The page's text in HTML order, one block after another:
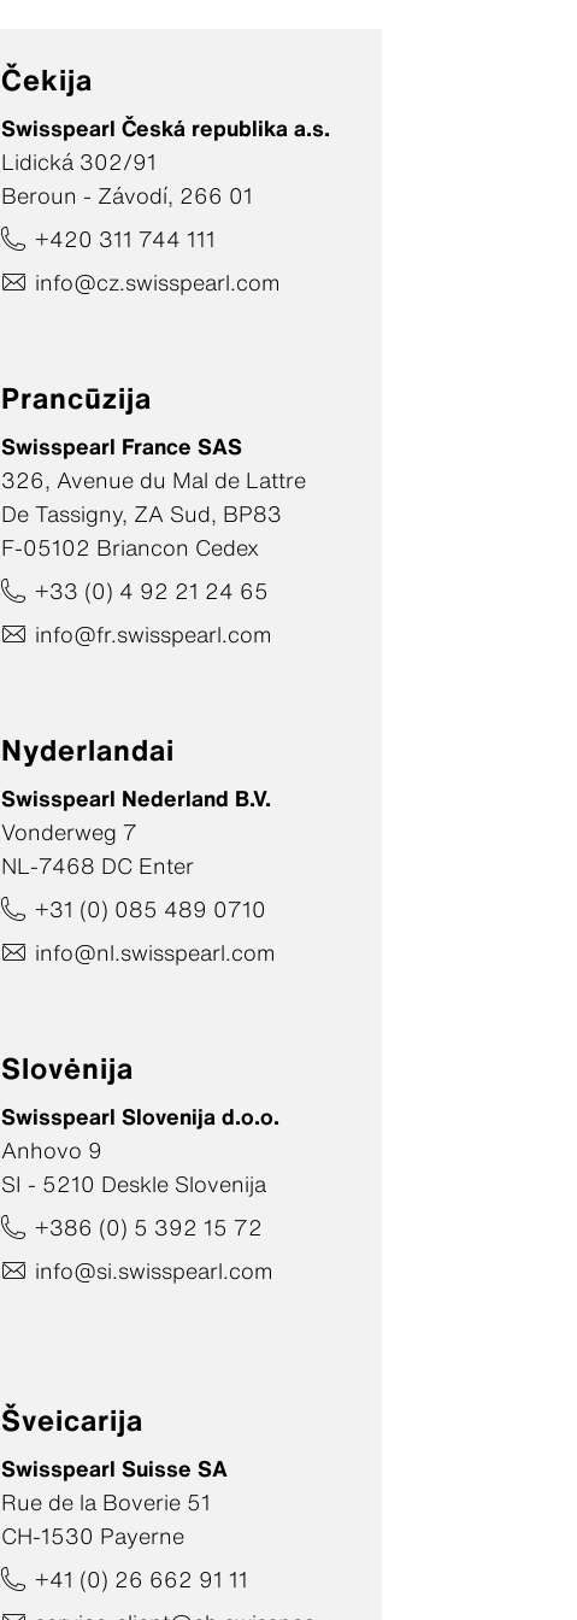
Čekija
Swisspearl Česká republika a.s.
Lidická 302/91
Beroun - Závodí, 266 01
+420 311 744 111
info@cz.swisspearl.com
Prancūzija
Swisspearl France SAS
326, Avenue du Mal de Lattre
De Tassigny, ZA Sud, BP83
F-05102 Briancon Cedex
+33 (0) 4 92 21 24 65
info@fr.swisspearl.com
Nyderlandai
Swisspearl Nederland B.V.
Vonderweg 7
NL-7468 DC Enter
+31 (0) 085 489 0710
info@nl.swisspearl.com
Slovėnija
Swisspearl Slovenija d.o.o.
Anhovo 9
SI - 5210 Deskle Slovenija
+386 (0) 5 392 15 72
info@si.swisspearl.com
Šveicarija
Swisspearl Suisse SA
Rue de la Boverie 51
CH-1530 Payerne
+41 (0) 26 662 91 11